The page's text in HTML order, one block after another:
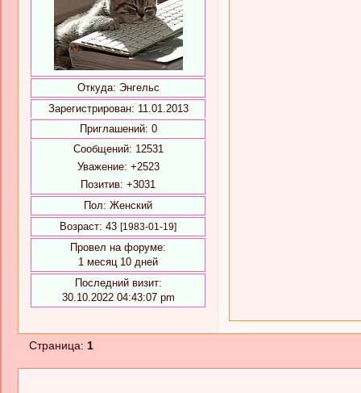
Откуда: Энгельс
Зарегистрирован: 11.01.2013
Приглашений: 0
Сообщений: 12531
Уважение: +2523
Позитив: +3031
Пол: Женский
Возраст: 43 [1983-01-19]
Провел на форуме:
1 месяц 10 дней
Последний визит:
30.10.2022 04:43:07 pm
Страница: 1